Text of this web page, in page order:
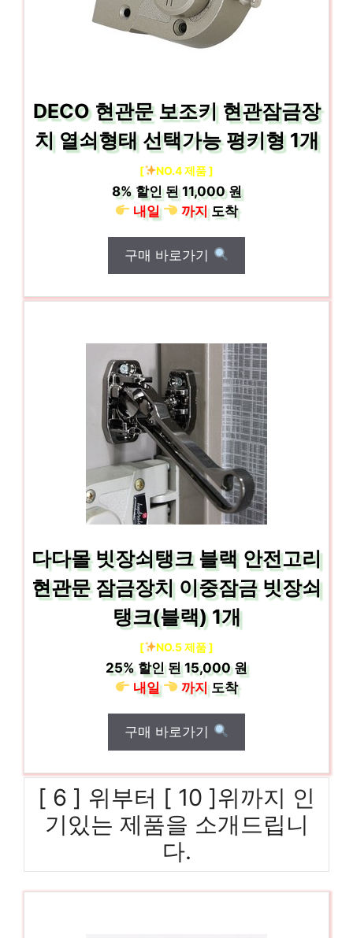
DECO 현관문 보조키 현관잠금장
치 열쇠형태 선택가능 평키형 1개
[ NO.4 제품 ]
8%할인 된11,000 원
내일
까지도착
구매 바로가기
다다몰 빗장쇠탱크 블랙 안전고리
현관문 잠금장치 이중잠금 빗장쇠
탱크(블랙) 1개
[ NO.5 제품 ]
25% 할인 된15,000 원
내일
까지도착
구매 바로가기
[ 6 ] 위부터 [ 10 ]위까지 인
기있는 제품을 소개드립니
다.